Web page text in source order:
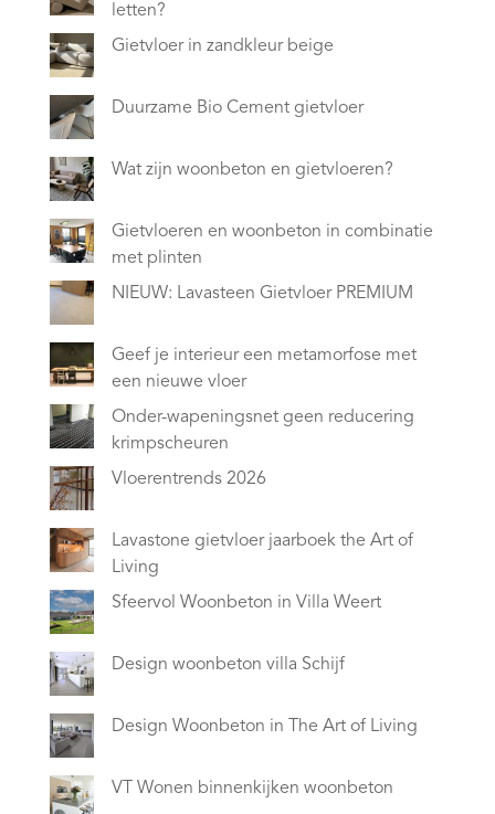
letten?
Gietvloer in zandkleur beige
Duurzame Bio Cement gietvloer
Wat zijn woonbeton en gietvloeren?
Gietvloeren en woonbeton in combinatie
met plinten
NIEUW: Lavasteen Gietvloer PREMIUM
Geef je interieur een metamorfose met
een nieuwe vloer
Onder-wapeningsnet geen reducering
krimpscheuren
Vloerentrends 2026
Lavastone gietvloer jaarboek the Art of
Living
Sfeervol Woonbeton in Villa Weert
Design woonbeton villa Schijf
Design Woonbeton in The Art of Living
VT Wonen binnenkijken woonbeton